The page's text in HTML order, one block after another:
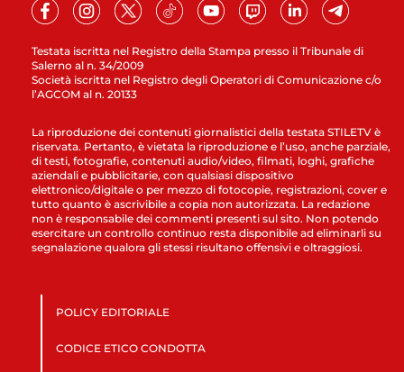
Testata iscritta nel Registro della Stampa presso il Tribunale di
Salerno al n. 34/2009
Società iscritta nel Registro degli Operatori di Comunicazione c/o
l’AGCOM al n. 20133
La riproduzione dei contenuti giornalistici della testata STILETV è
riservata. Pertanto, è vietata la riproduzione e l’uso, anche parziale,
di testi, fotografie, contenuti audio/video, filmati, loghi, grafiche
aziendali e pubblicitarie, con qualsiasi dispositivo
elettronico/digitale o per mezzo di fotocopie, registrazioni, cover e
tutto quanto è ascrivibile a copia non autorizzata. La redazione
non è responsabile dei commenti presenti sul sito. Non potendo
esercitare un controllo continuo resta disponibile ad eliminarli su
segnalazione qualora gli stessi risultano offensivi e oltraggiosi.
POLICY EDITORIALE
CODICE ETICO CONDOTTA